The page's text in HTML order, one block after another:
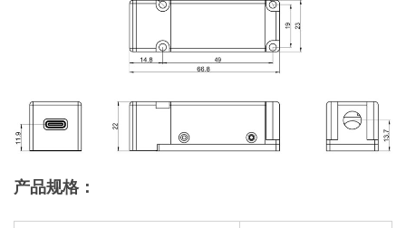
产品规格：